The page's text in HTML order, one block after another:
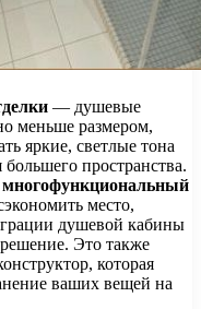
— душевые
меньше размером,
яркие, светлые тона
пространства.
место,
душевой кабины
Это также
которая
ваших вещей на